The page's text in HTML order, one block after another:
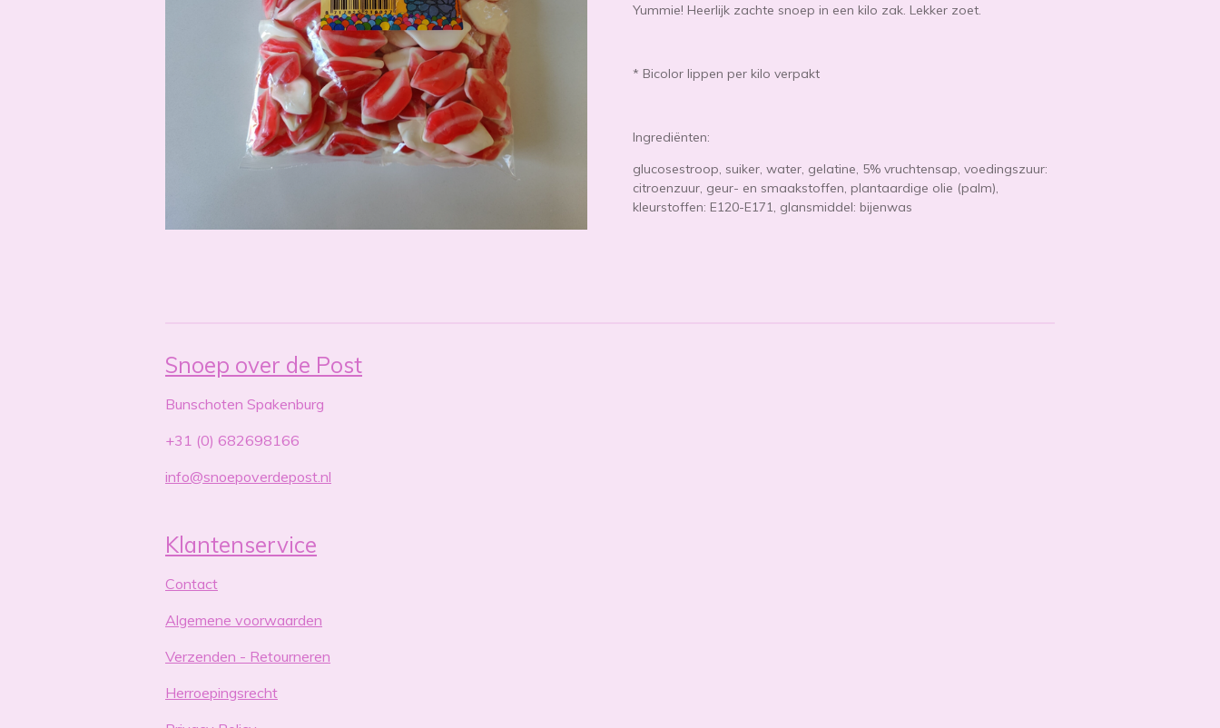
Yummie! Heerlijk zachte snoep in een kilo zak. Lekker zoet.
* Bicolor lippen per kilo verpakt
Ingrediënten:
glucosestroop, suiker, water, gelatine, 5% vruchtensap, voedingszuur:
citroenzuur, geur- en smaakstoffen, plantaardige olie (palm),
kleurstoffen: E120-E171, glansmiddel: bijenwas
Snoep over de Post
Bunschoten Spakenburg
+31 (0) 682698166
info@snoepoverdepost.nl
Klantenservice
Contact
Algemene voorwaarden
Verzenden - Retourneren
Herroepingsrecht